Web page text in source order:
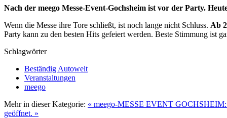
Nach der meego Messe-Event-Gochsheim ist vor der Party.
Wenn die Messe ihre Tore schließt, ist noch lange nicht Schluss. Ab
Party kann zu den besten Hits gefeiert werden. Beste Stimmung ist
Schlagwörter
Beständig Autowelt
Veranstaltungen
meego
Mehr in dieser Kategorie: « meego-MESSE EVENT
geöffnet. »